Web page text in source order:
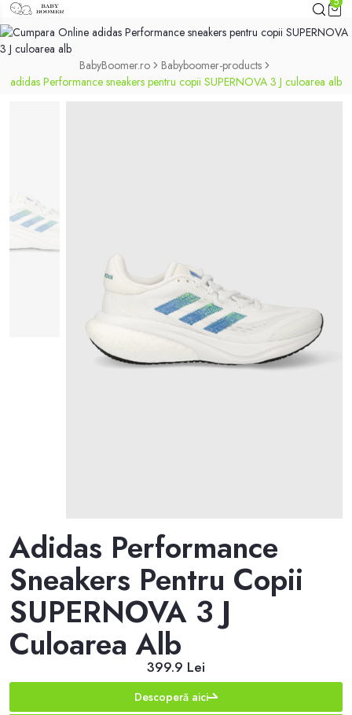
BabyBoomer.ro
Babyboomer-products
adidas Performance sneakers pentru copii SUPERNOVA 3 J culoarea alb
Adidas Performance
Sneakers Pentru Copii
SUPERNOVA 3 J
Culoarea Alb
399.9 Lei
Descoperă aici